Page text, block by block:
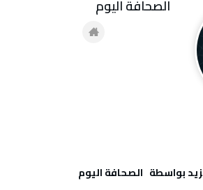
‬الصحافة‭ ‬اليوم